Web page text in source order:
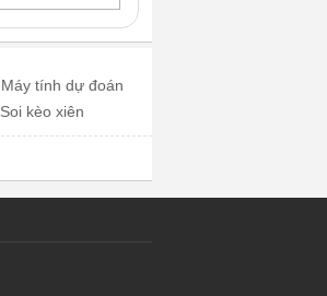
Máy tính dự đoán
Soi kèo xiên